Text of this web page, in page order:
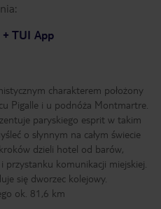
TUI App
charakterem położony
Pigalle i u podnóża Montmartre.
paryskiego esprit w takim
o słynnym na całym świecie
dzieli hotel od barów,
przystanku komunikacji miejskiej.
się dworzec kolejowy.
ok. 81,6 km